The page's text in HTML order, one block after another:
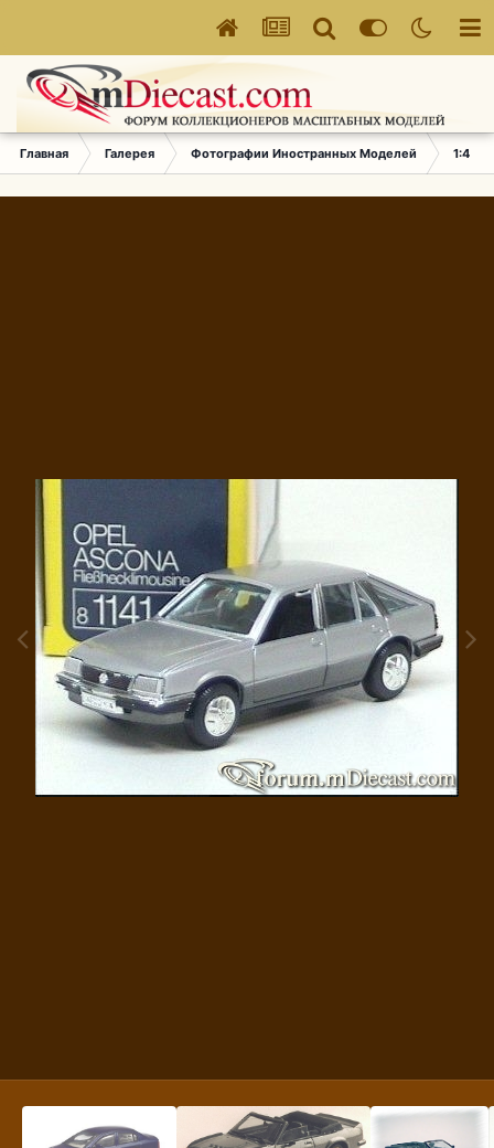
Главная Галерея Фотографии Иностранных Моделей 1:43